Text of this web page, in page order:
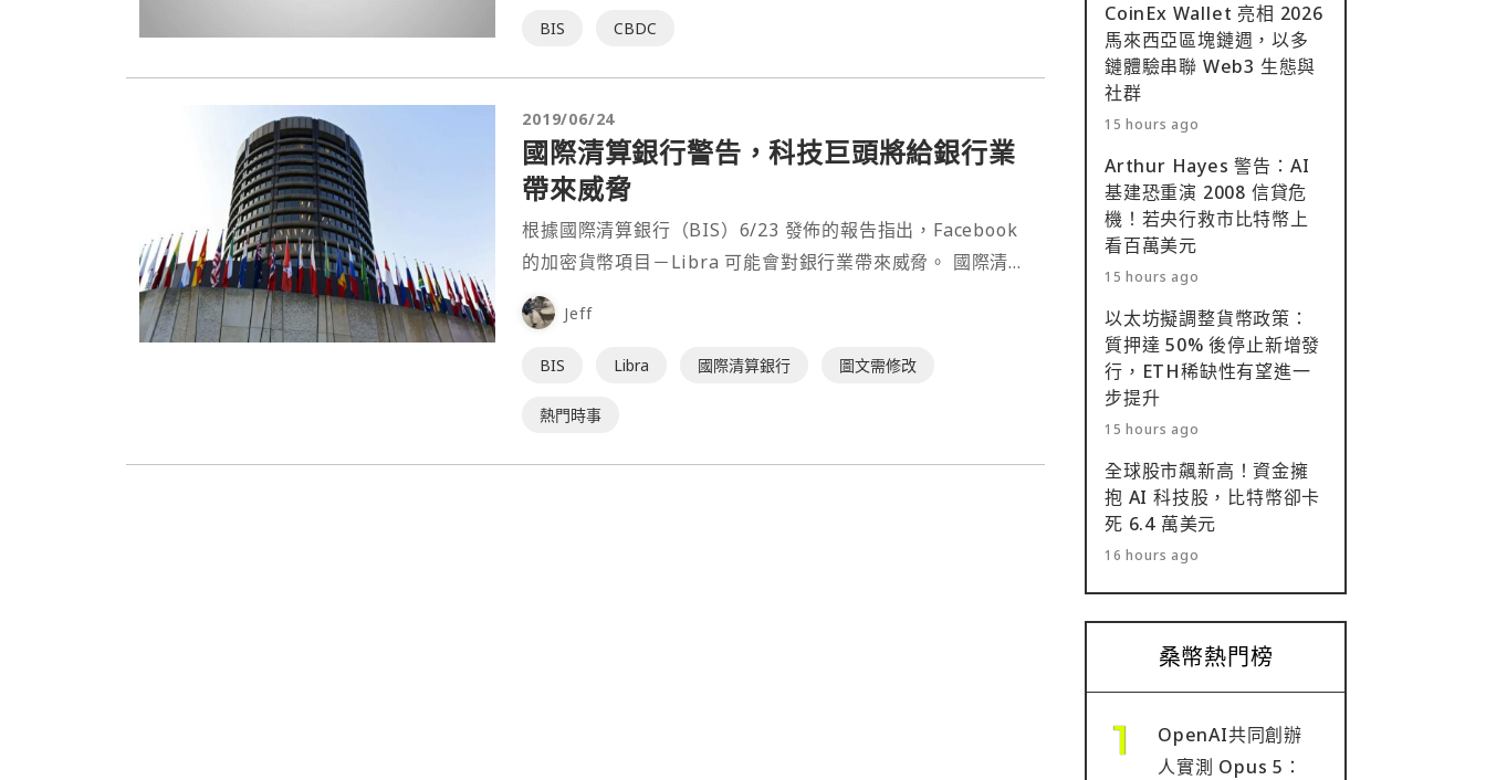
BIS CBDC
2019/06/24
國際清算銀行警告，科技巨頭將給銀行業
帶來威脅
根據國際清算銀行（BIS）6/23 發佈的報告指出，Facebook
的加密貨幣項目－Libra 可能會對銀行業帶來威脅。 國際清
算⋯
Jeff
BIS Libra 國際清算銀行 圖文需修改
熱門時事
CoinEx Wallet 亮相 2026
馬來西亞區塊鏈週，以多
鏈體驗串聯 Web3 生態與
社群
15 hours ago
Arthur Hayes 警告：AI
基建恐重演 2008 信貸危
機！若央行救市比特幣上
看百萬美元
15 hours ago
以太坊擬調整貨幣政策：
質押達 50% 後停止新增發
行，ETH稀缺性有望進一
步提升
15 hours ago
全球股市飆新高！資金擁
抱 AI 科技股，比特幣卻卡
死 6.4 萬美元
16 hours ago
桑幣熱門榜
OpenAI共同創辦
人實測 Opus 5：